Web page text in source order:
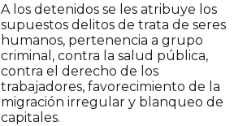
A los detenidos se les atribuye los
supuestos delitos de trata de seres
humanos, pertenencia a grupo
criminal, contra la salud pública,
contra el derecho de los
trabajadores, favorecimiento de la
migración irregular y blanqueo de
capitales.